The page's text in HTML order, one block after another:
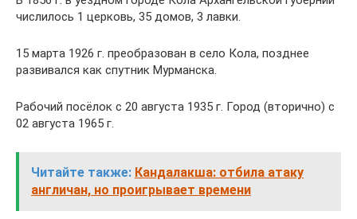
числилось 1 церковь, 35 домов, 3 лавки.
15 марта 1926 г. преобразован в село Кола, позднее
развивался как спутник Мурманска.
Рабочий посёлок с 20 августа 1935 г. Город (вторично) с
02 августа 1965 г.
Читайте также: Кандалакша: отбила атаку
англичан, но проигрывает времени